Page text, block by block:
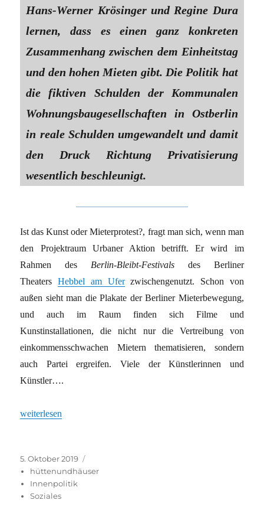
Hans-Werner Krösinger und Regine Dura
lernen, dass es einen ganz konkreten
Zusammenhang zwischen dem Einheitstag
und den hohen Mieten gibt. Die Politik hat
die fiktiven Schulden der Kommunalen
Wohnungsbaugesellschaften in Ostberlin
in reale Schulden umgewandelt und damit
den Druck Richtung Privatisierung
wesentlich beschleunigt.
Ist das Kunst oder Mieterprotest?, fragt man sich, wenn man
den Projektraum Urbaner Aktion betrifft. Er wird im
Rahmen des Berlin-Bleibt-Festivals des Berliner
TheatersHebbel am Uferzwischengenutzt. Schon von
außen sieht man die Plakate der Berliner Mieterbewegung,
und auch im Raum finden sich Filme und
Kunstinstallationen, die nicht nur die Vertreibung von
einkommensschwachen Mietern thematisieren, sondern
auch Partei ergreifen. Viele der Künstlerinnen und
Künstler….
„Kunst und Mieterkampf“
weiterlesen
Veröffentlicht
am
5. Oktober 2019
hüttenundhäuser
Innenpolitik
Soziales